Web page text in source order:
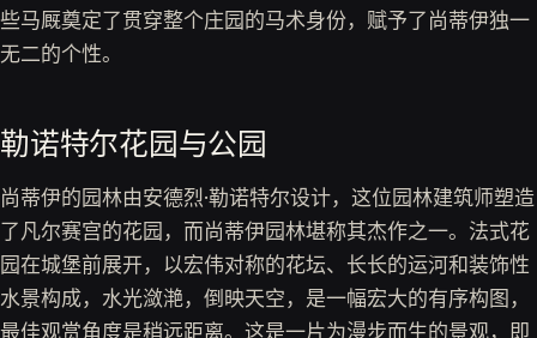
些马厩奠定了贯穿整个庄园的马术身份，赋予了尚蒂伊独一
无二的个性。
勒诺特尔花园与公园
尚蒂伊的园林由安德烈·勒诺特尔设计，这位园林建筑师塑造
了凡尔赛宫的花园，而尚蒂伊园林堪称其杰作之一。法式花
园在城堡前展开，以宏伟对称的花坛、长长的运河和装饰性
水景构成，水光潋滟，倒映天空，是一幅宏大的有序构图，
最佳观赏角度是稍远距离。这是一片为漫步而生的景观，即